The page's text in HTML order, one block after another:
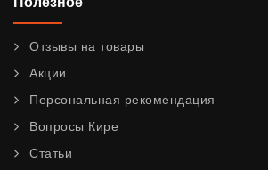
Отзывы на товары
Акции
Персональная рекомендация
Вопросы Кире
Статьи